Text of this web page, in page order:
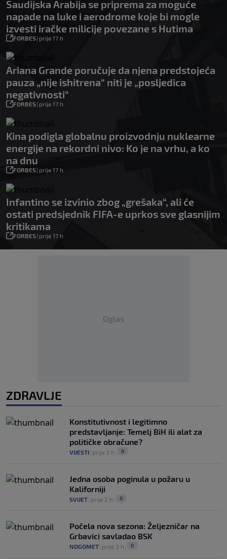
Saudijska Arabija se priprema za moguće
napade na luke i aerodrome koje bi mogle
izvesti iračke milicije povezane s Hutima
FORBES| prije 17 h
Ariana Grande poručuje da njena predstojeća
pauza „nije ishitrena“ niti je „posljedica
negativnosti“
FORBES| prije 17 h
Kina podigla globalnu proizvodnju nuklearne
energije na rekordni nivo: Ko je na vrhu, a ko
na dnu
FORBES| prije 17 h
Infantino se izvinio zbog „grešaka“, ali će
ostati predsjednik FIFA-e uprkos sve glasnijim
kritikama
FORBES| prije 17 h
Oglas
ZDRAVLJE
Konstitutivnost i legitimno
predstavljanje: Temelj BiH ili alat za
političke obračune?
VIJESTI prije 3 h 0
Jedna osoba poginula u požaru u
Kaliforniji
SVIJET prije 2 h 0
Počela nova sezona: Željezničar na
Grbavici savladao BSK
NOGOMET prije 3 h 0